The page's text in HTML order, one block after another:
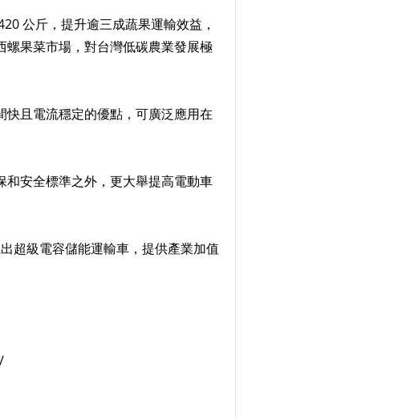
公斤，提升逾三成蔬果運輸效益，
果菜市場，對台灣低碳農業發展極
且電流穩定的優點，可廣泛應用在
安全標準之外，更大舉提高電動車
超級電容儲能運輸車，提供產業加值